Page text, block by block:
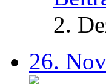
2.
26.